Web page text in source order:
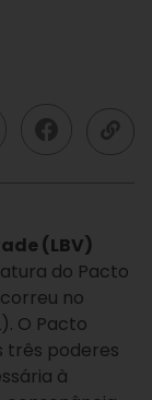
(LBV)
do Pacto
no
O Pacto
três poderes
à